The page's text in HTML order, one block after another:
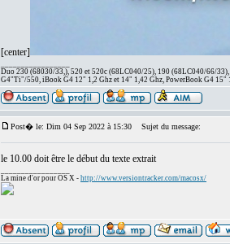
[center]
Duo 230 (68030/33,), 520 et 520c (68LC040/25), 190 (68LC040/66/
G4"Ti"/550, iBook G4 12" 1,2 Ghz et 14" 1,42 Ghz, PowerBook G4 15"
Post� le: Dim 04 Sep 2022 à 15:30 Sujet du message:
le 10.00 doit être le début du texte extrait
La mine d'or pour OS X - http://www.versiontracker.com/macosx/